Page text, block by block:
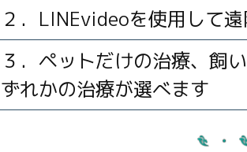
２．LINEvideoを使用して
３．ペットだけの治療、飼
ずれかの治療が選べます